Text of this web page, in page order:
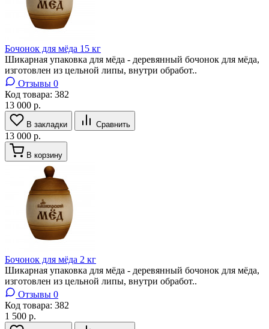
Бочонок для мёда 15 кг
Шикарная упаковка для мёда - деревянный бочонок для мёда,
изготовлен из цельной липы, внутри обработ..
Отзывы 0
Код товара: 382
13 000 р.
В закладки Сравнить
13 000 р.
В корзину
Бочонок для мёда 2 кг
Шикарная упаковка для мёда - деревянный бочонок для мёда,
изготовлен из цельной липы, внутри обработ..
Отзывы 0
Код товара: 382
1 500 р.